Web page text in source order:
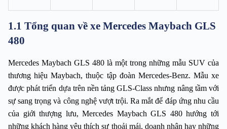
1.1 Tổng quan về xe Mercedes Maybach GLS
480
Mercedes Maybach GLS 480 là một trong những mẫu SUV của
thương hiệu Maybach, thuộc tập đoàn Mercedes-Benz. Mẫu xe
được phát triển dựa trên nền tảng GLS-Class nhưng nâng tầm với
sự sang trọng và công nghệ vượt trội. Ra mắt để đáp ứng nhu cầu
của giới thượng lưu, Mercedes Maybach GLS 480 hướng tới
những khách hàng yêu thích sự thoải mái, doanh nhân hay những